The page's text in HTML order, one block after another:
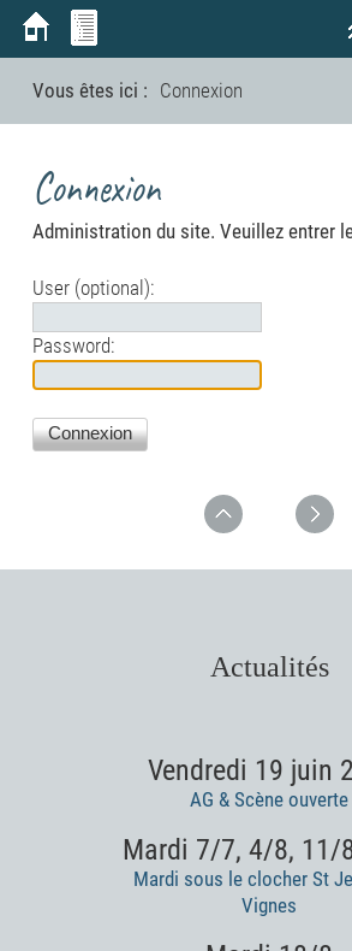
Vous êtes ici : Connexion
Connexion
Administration du site. Veuillez entrer
User (optional):
Password:
Actualités
Vendredi 19 juin
AG & Scène ouverte
Mardi 7/7, 4/8, 11/
Mardi sous le clocher St
Vignes